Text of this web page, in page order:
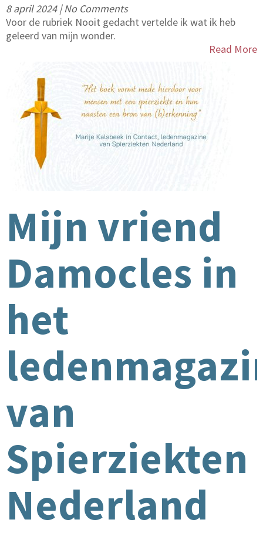
8 april 2024 |No Comments
Voor de rubriek Nooit gedacht vertelde ik wat ik heb
geleerd van mijn wonder.
Read More
Mijn vriend
Damocles in
het
van
Spierziekten
Nederland